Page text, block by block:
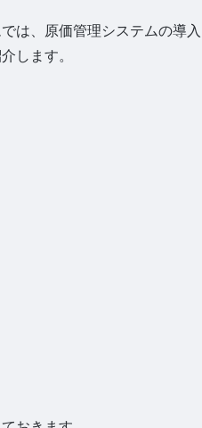
は、原価管理システムの導
します。